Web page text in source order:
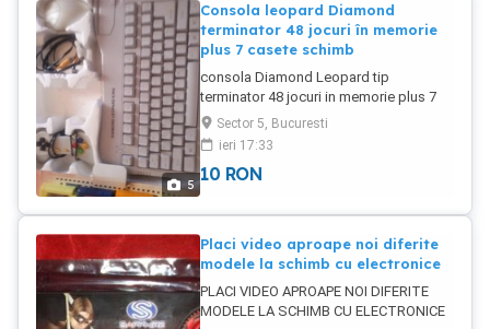
5
Consola leopard Diamond
terminator 48 jocuri în memorie
plus 7 casete schimb
consola Diamond Leopard tip
terminator 48 jocuri in memorie plus 7
casete pistol mause joistyc schimb sau
vînzare
Sector 5, Bucuresti
ieri 17:33
10 RON
Placi video aproape noi diferite
modele la schimb cu electronice
PLACI VIDEO APROAPE NOI DIFERITE
MODELE LA SCHIMB CU ELECTRONICE